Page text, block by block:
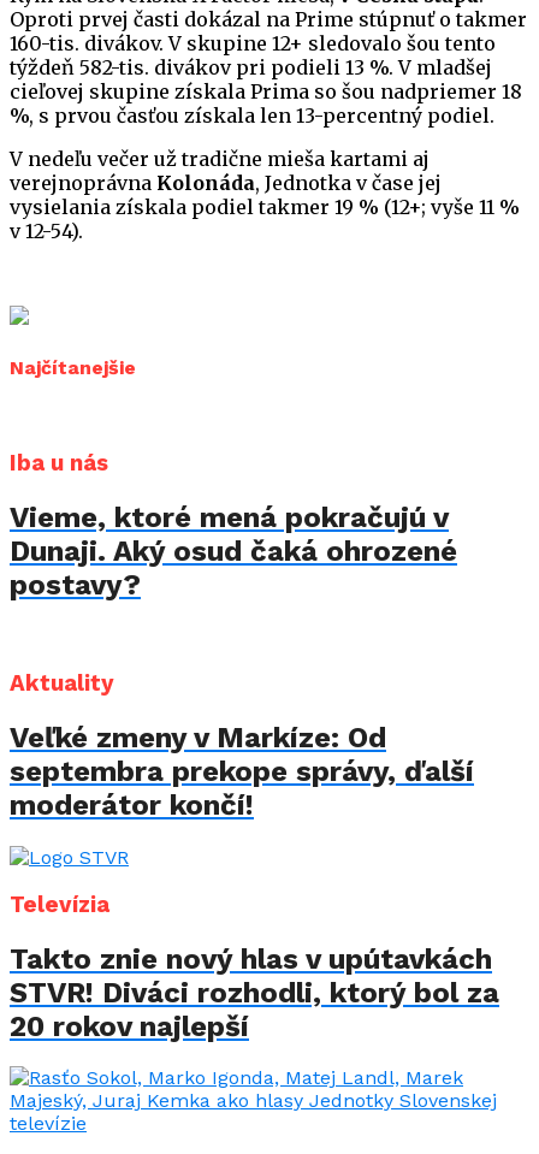
Oproti prvej časti dokázal na Prime stúpnuť o takmer
160-tis. divákov. V skupine 12+ sledovalo šou tento
týždeň 582-tis. divákov pri podieli 13 %. V mladšej
cieľovej skupine získala Prima so šou nadpriemer 18
%, s prvou časťou získala len 13-percentný podiel.
V nedeľu večer už tradične mieša kartami aj
verejnoprávna Kolonáda, Jednotka v čase jej
vysielania získala podiel takmer 19 % (12+; vyše 11 %
v 12-54).
Najčítanejšie
Iba u nás
Vieme, ktoré mená pokračujú v
Dunaji. Aký osud čaká ohrozené
postavy?
Aktuality
Veľké zmeny v Markíze: Od
septembra prekope správy, ďalší
moderátor končí!
Televízia
Takto znie nový hlas v upútavkách
STVR! Diváci rozhodli, ktorý bol za
20 rokov najlepší